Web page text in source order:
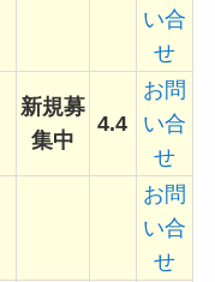
い合
せ
新規募
集中
4.4
お問
い合
せ
お問
い合
せ